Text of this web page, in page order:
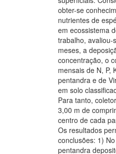
obter-se
nutrientes de
em ecossistema
trabalho, avaliou-
meses, a
concentração, o
mensais de N, P,
pentandra e de
em solo
Para tanto,
3,00 m de
centro de cada
Os resultados
conclusões: 1)
pentandra